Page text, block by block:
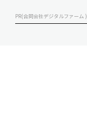
PR(合同会社デジタルファーム )